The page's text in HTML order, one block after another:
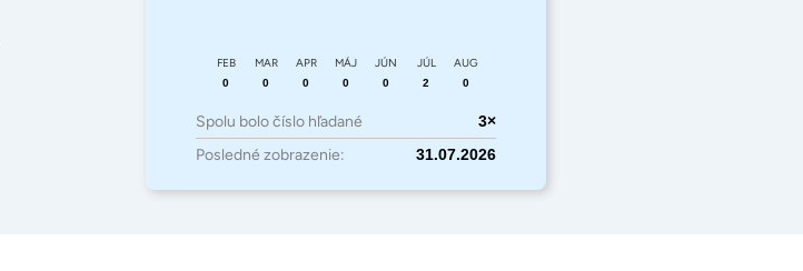
FEB
0
MAR
0
APR
0
MÁJ
0
JÚN
0
JÚL
2
AUG
0
Spolu bolo číslo hľadané 3×
Posledné zobrazenie: 31.07.2026